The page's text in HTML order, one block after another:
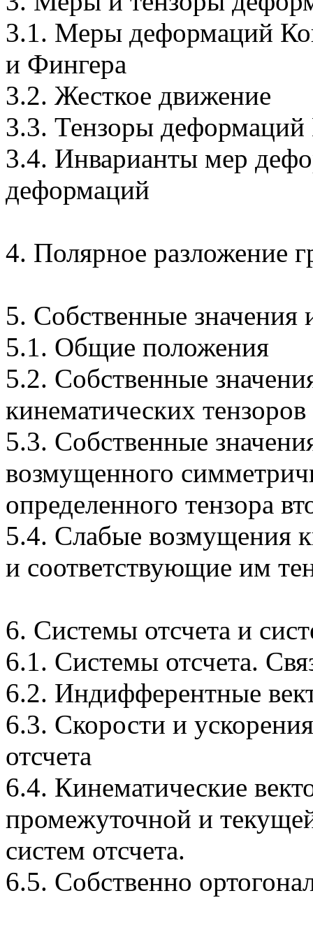
3.1. Меры деформаций
и Фингера
3.2. Жесткое движение
3.3. Тензоры деформаций
3.4. Инварианты мер
деформаций
4. Полярное разложение
5. Собственные значения
5.1. Общие положения
5.2. Собственные
кинематических тензоров
5.3. Собственные
возмущенного
определенного тензора
5.4. Слабые возмущения
и соответствующие им
6. Системы отсчета и
6.1. Системы отсчета.
6.2. Индифферентные
6.3. Скорости и
отсчета
6.4. Кинематические
промежуточной и
систем отсчета.
6.5. Собственно